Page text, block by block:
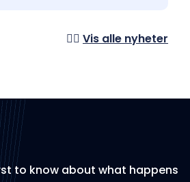
👉🏼 Vis alle nyheter
to know about what happens